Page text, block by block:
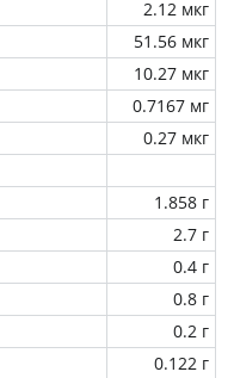
2.12 мкг
51.56 мкг
10.27 мкг
0.7167 мг
0.27 мкг
1.858 г
2.7 г
0.4 г
0.8 г
0.2 г
0.122 г